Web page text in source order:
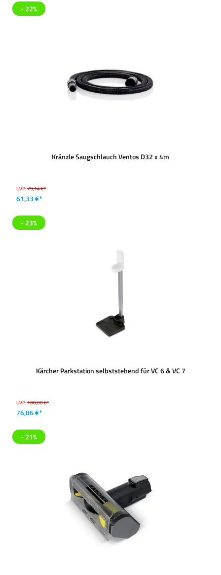
- 22%
Kränzle Saugschlauch Ventos D32 x 4m
UVP:79,14 €*
61,33 €*
- 23%
Kärcher Parkstation selbststehend für VC 6 & VC 7
UVP:100,00 €*
76,86 €*
- 21%